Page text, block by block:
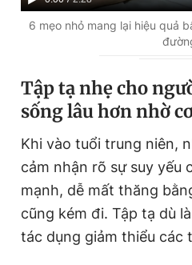
u
e
n
t
T
i
m
e
u
t
i
o
n
6 mẹo nhỏ mang lại hiệu quả
Tập tạ nhẹ cho
sống lâu hơn nhờ
Khi vào tuổi trung niên,
cảm nhận rõ sự suy yếu
mạnh, dễ mất thăng
cũng kém đi. Tập tạ dù
tác dụng giảm thiểu các